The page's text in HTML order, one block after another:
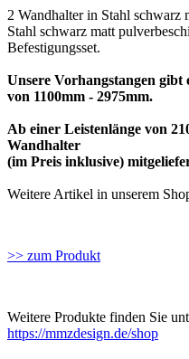
2 Wandhalter in Stahl schwarz
Stahl schwarz matt
Befestigungsset.
Unsere Vorhangstangen gibt
von 1100mm - 2975mm.
Ab einer Leistenlänge von
Wandhalter
(im Preis inklusive)
Weitere Artikel in unserem
>> zum Produkt
Weitere Produkte finden Sie
https://mmzdesign.de/shop